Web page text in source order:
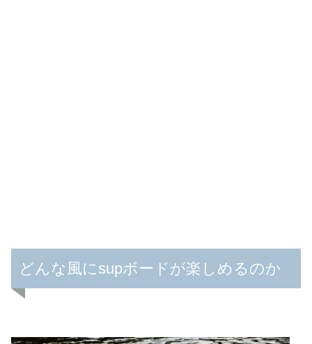
どんな風にsupボードが楽しめるのか